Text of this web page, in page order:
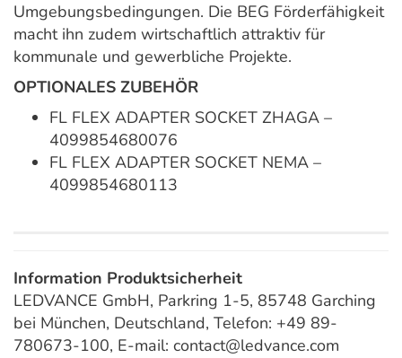
Umgebungsbedingungen. Die BEG Förderfähigkeit
macht ihn zudem wirtschaftlich attraktiv für
kommunale und gewerbliche Projekte.
OPTIONALES ZUBEHÖR
FL FLEX ADAPTER SOCKET ZHAGA –
4099854680076
FL FLEX ADAPTER SOCKET NEMA –
4099854680113
Information Produktsicherheit
LEDVANCE GmbH, Parkring 1-5, 85748 Garching
bei München, Deutschland, Telefon: +49 89-
780673-100, E-mail: contact@ledvance.com